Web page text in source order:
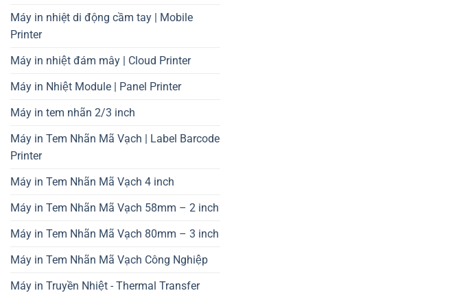
Máy in nhiệt di động cầm tay | Mobile
Printer
Máy in nhiệt đám mây | Cloud Printer
Máy in Nhiệt Module | Panel Printer
Máy in tem nhãn 2/3 inch
Máy in Tem Nhãn Mã Vạch | Label Barcode
Printer
Máy in Tem Nhãn Mã Vạch 4 inch
Máy in Tem Nhãn Mã Vạch 58mm – 2 inch
Máy in Tem Nhãn Mã Vạch 80mm – 3 inch
Máy in Tem Nhãn Mã Vạch Công Nghiệp
Máy in Truyền Nhiệt - Thermal Transfer